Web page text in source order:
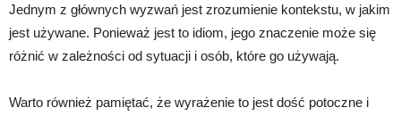
Jednym z głównych wyzwań jest zrozumienie kontekstu, w jakim
jest używane. Ponieważ jest to idiom, jego znaczenie może się
różnić w zależności od sytuacji i osób, które go używają.
Warto również pamiętać, że wyrażenie to jest dość potoczne i